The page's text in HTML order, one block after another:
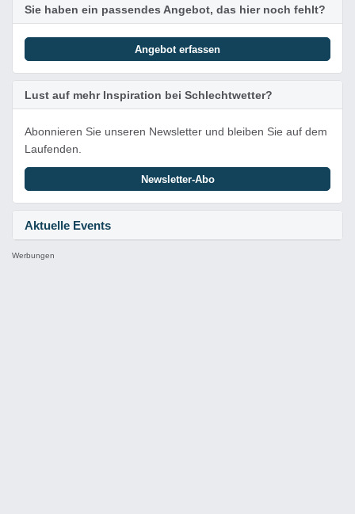
Aktuelle Events
Sie haben ein passendes Angebot, das hier noch fehlt?
Angebot erfassen
Lust auf mehr Inspiration bei Schlechtwetter?
Abonnieren Sie unseren Newsletter und bleiben Sie auf dem
Laufenden.
Newsletter-Abo
Werbungen